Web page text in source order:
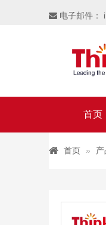
 电子邮件：
首页
首页 »